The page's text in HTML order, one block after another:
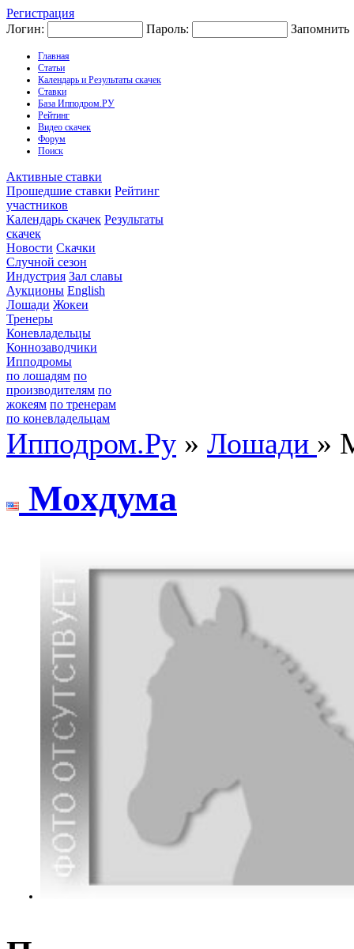
Регистрация
Логин:
Пароль: Запомнить
Главная
Статьи
Календарь и Результаты скачек
Ставки
База Ипподром.РУ
Рейтинг
Видео скачек
Форум
Поиск
Активные ставки
Прошедшие ставки Рейтинг
участников
Календарь скачек Результаты
скачек
Новости Скачки
Случной сезон
Индустрия Зал славы
Аукционы English
Лошади Жокеи
Тренеры
Коневладельцы
Коннозаводчики
Ипподромы
по лошадям по
производителям по
жокеям по тренерам
по коневладельцам
Ипподром.Ру » Лошади »
Moxдума